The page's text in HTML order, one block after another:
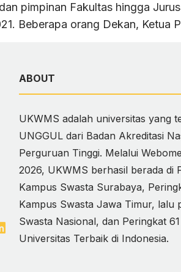
pimpinan Fakultas hingga
Beberapa orang Dekan, Ketua
ABOUT
UKWMS adalah universitas yang
UNGGUL dari Badan Akreditasi
Perguruan Tinggi. Melalui
2026, UKWMS berhasil berada di
Kampus Swasta Surabaya,
Kampus Swasta Jawa Timur, lalu
Swasta Nasional, dan Peringkat
Universitas Terbaik di Indonesia.